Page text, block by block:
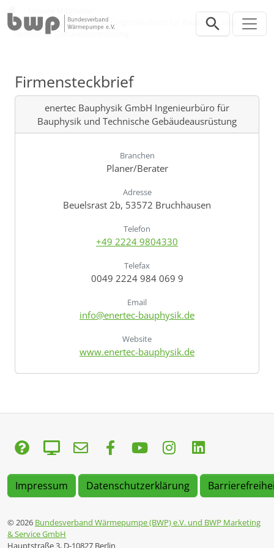
enertec Bauphysik GmbH Ingenieurbüro für Bauphysik und
Technische Gebäudeausrüstung
Firmensteckbrief
enertec Bauphysik GmbH Ingenieurbüro für
Bauphysik und Technische Gebäudeausrüstung
Branchen
Planer/Berater
Adresse
Beuelsrast 2b, 53572 Bruchhausen
Telefon
+49 2224 9804330
Telefax
0049 2224 984 069 9
Email
info@enertec-bauphysik.de
Website
www.enertec-bauphysik.de
Impressum Datenschutzerklärung
© 2026 Bundesverband Wärmepumpe (BWP) e.V. und BWP Marketing
& Service GmbH
Hauptstraße 3, D-10827 Berlin